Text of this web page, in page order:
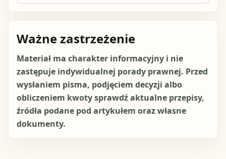
Ważne zastrzeżenie
Materiał ma charakter informacyjny i nie
zastępuje indywidualnej porady prawnej. Przed
wysłaniem pisma, podjęciem decyzji albo
obliczeniem kwoty sprawdź aktualne przepisy,
źródła podane pod artykułem oraz własne
dokumenty.